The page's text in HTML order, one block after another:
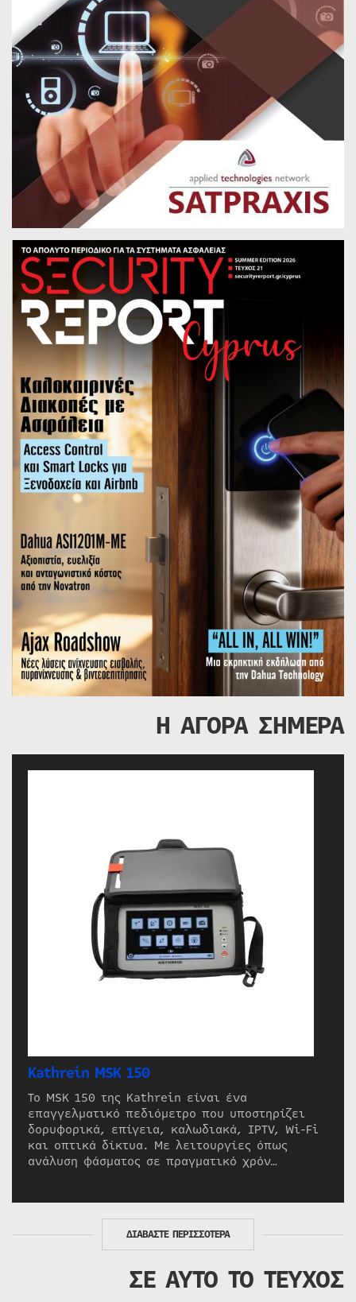
Η ΑΓΟΡΑ ΣΗΜΕΡΑ
Kathrein MSK 150
Το MSK 150 της Kathrein είναι ένα
επαγγελματικό πεδιόμετρο που υποστηρίζει
δορυφορικά, επίγεια, καλωδιακά, IPTV, Wi-Fi
και οπτικά δίκτυα. Με λειτουργίες όπως
ανάλυση φάσματος σε πραγματικό χρόν…
ΔΙΑΒΑΣΤΕ ΠΕΡΙΣΣΟΤΕΡΑ
ΣΕ ΑΥΤΟ ΤΟ ΤΕΥΧΟΣ